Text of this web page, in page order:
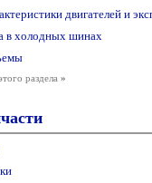
двигателей и
в холодных шинах
раздела »